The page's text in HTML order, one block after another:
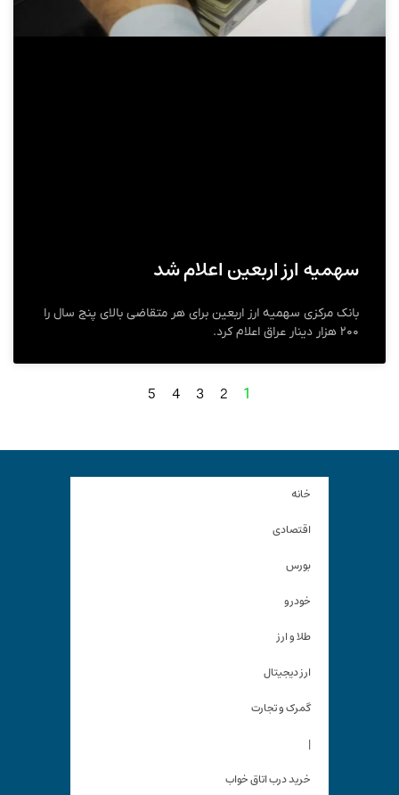
سهمیه ارز اربعین اعلام شد
بانک مرکزی سهمیه ارز اربعین برای هر متقاضی بالای پنج سال را
۲۰۰ هزار دینار عراق اعلام کرد.
1
2
3
4
5
خانه
اقتصادی
بورس
خودرو
طلا و ارز
ارز دیجیتال
گمرک و تجارت
|
خرید درب اتاق خواب